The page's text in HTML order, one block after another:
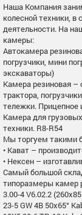
Наша Компания
колесной техники,
деятельности. На
камеры:
Автокамера
погрузчики, мини
экскаваторы)
Камера резиновая –
трактора,
тележки. Прицепное
Камера для
техники. R8-R54
Мы торгуем такими
• Кават –
• Нексен –
Самый большой
типоразмеры камер
3.00-4 V6.02.2
23-5 GW 4B 50x65°